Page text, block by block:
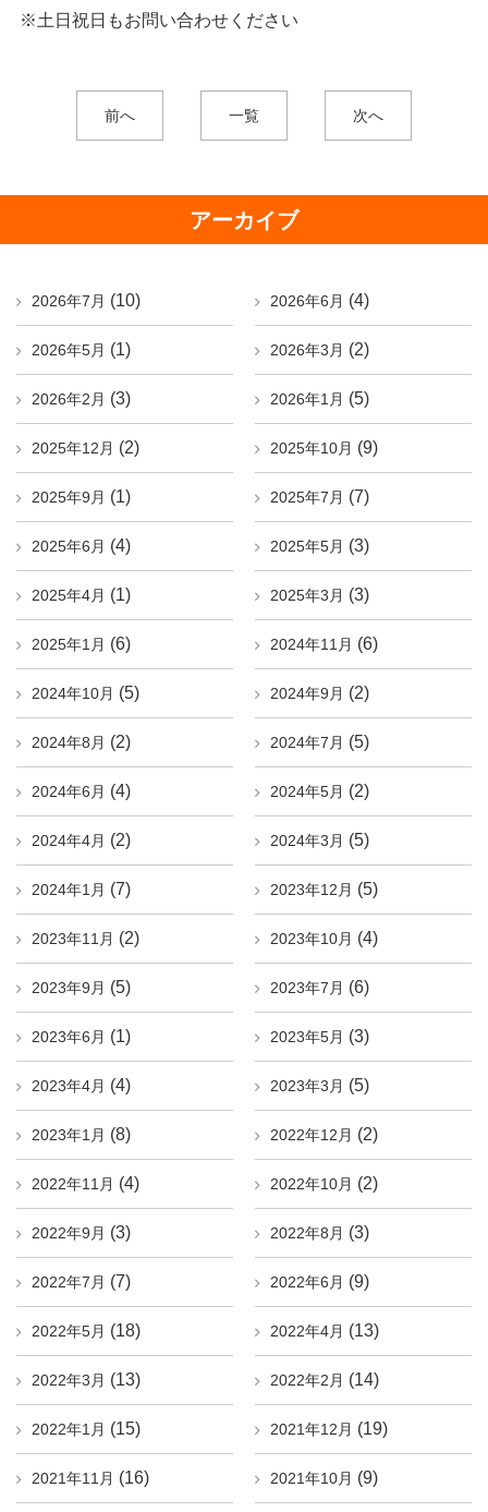
※土日祝日もお問い合わせください
前へ 一覧 次へ
アーカイブ
2026年7月 (10) 2026年6月 (4)
2026年5月 (1) 2026年3月 (2)
2026年2月 (3) 2026年1月 (5)
2025年12月 (2) 2025年10月 (9)
2025年9月 (1) 2025年7月 (7)
2025年6月 (4) 2025年5月 (3)
2025年4月 (1) 2025年3月 (3)
2025年1月 (6) 2024年11月 (6)
2024年10月 (5) 2024年9月 (2)
2024年8月 (2) 2024年7月 (5)
2024年6月 (4) 2024年5月 (2)
2024年4月 (2) 2024年3月 (5)
2024年1月 (7) 2023年12月 (5)
2023年11月 (2) 2023年10月 (4)
2023年9月 (5) 2023年7月 (6)
2023年6月 (1) 2023年5月 (3)
2023年4月 (4) 2023年3月 (5)
2023年1月 (8) 2022年12月 (2)
2022年11月 (4) 2022年10月 (2)
2022年9月 (3) 2022年8月 (3)
2022年7月 (7) 2022年6月 (9)
2022年5月 (18) 2022年4月 (13)
2022年3月 (13) 2022年2月 (14)
2022年1月 (15) 2021年12月 (19)
2021年11月 (16) 2021年10月 (9)